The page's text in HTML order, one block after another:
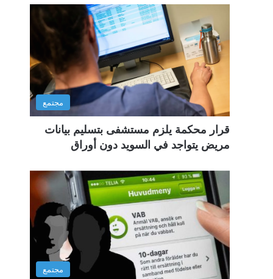
مجتمع
قرار محكمة يلزم مستشفى بتسليم بيانات
مريض يتواجد في السويد دون أوراق
مجتمع